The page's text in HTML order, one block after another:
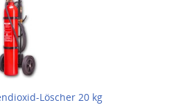
Löscher 20 kg